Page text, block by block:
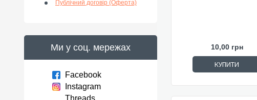
Публічний договір (Оферта)
Ми у соц. мережах
Facebook
Instagram
Threads
10,00 грн
КУПИТИ